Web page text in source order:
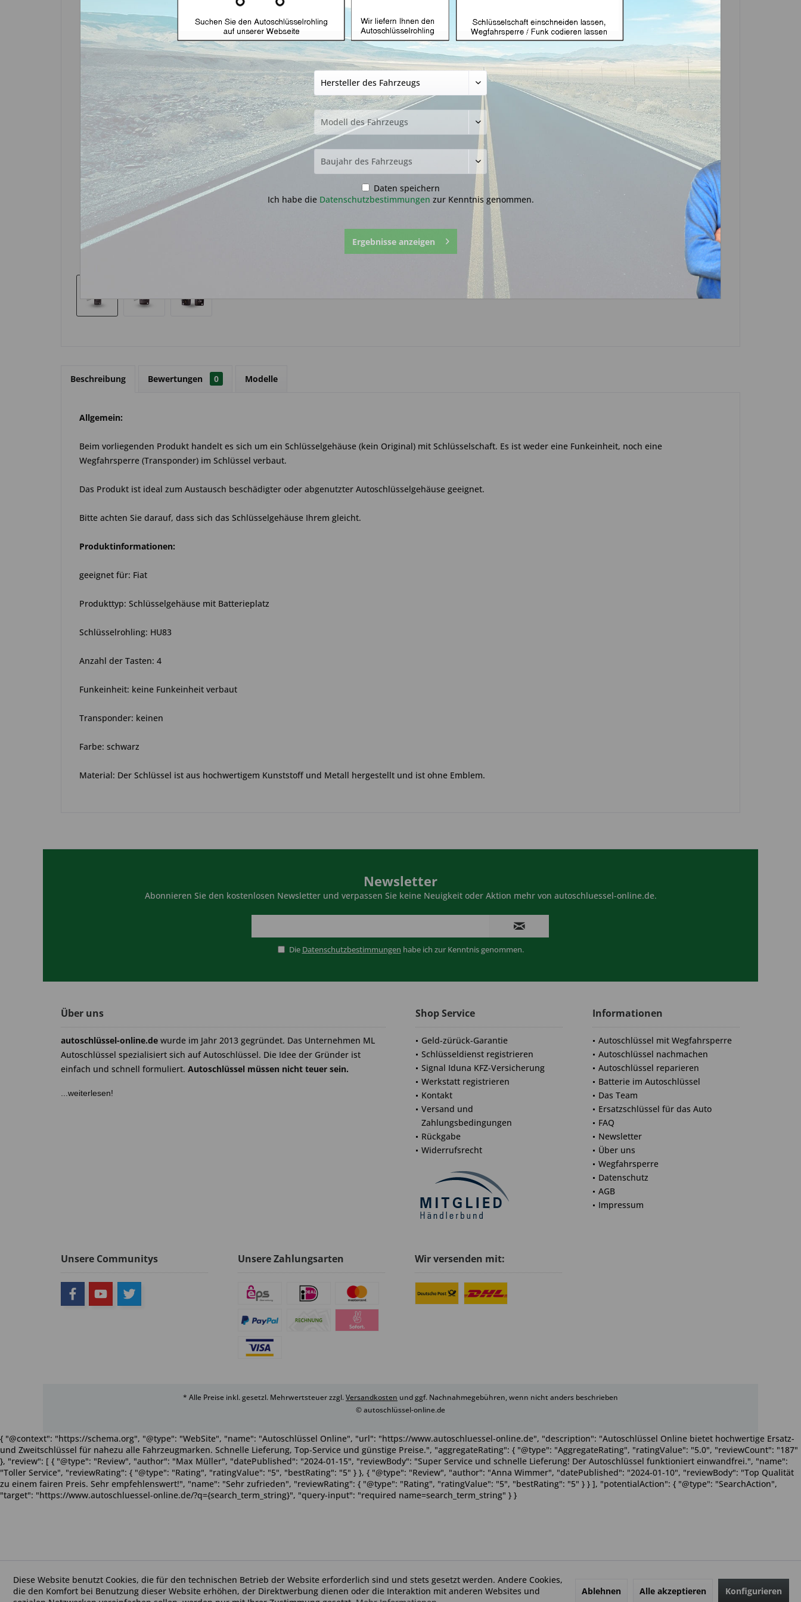
Tasten mit HU83 (Aftermarket Produkt)
14,99 € *
inkl. MwSt.zzgl. Versandkosten
Lieferzeit ca. 1-3 Werktage
In denWarenkorb
Fragen zum Artikel?
Artikel-Nr.:
Über WhatsApp anfragen
Beschreibung Bewertungen 0 Modelle
Allgemein:
Beim vorliegenden Produkt handelt es sich um ein Schlüsselgehäuse (kein Original) mit Schlüsselschaft. Es ist weder eine Funkeinheit, noch eine
Wegfahrsperre (Transponder) im Schlüssel verbaut.
Das Produkt ist ideal zum Austausch beschädigter oder abgenutzter Autoschlüsselgehäuse geeignet.
Bitte achten Sie darauf, dass sich das Schlüsselgehäuse Ihrem gleicht.
Produktinformationen:
geeignet für: Fiat
Produkttyp: Schlüsselgehäuse mit Batterieplatz
Schlüsselrohling: HU83
Anzahl der Tasten: 4
Funkeinheit: keine Funkeinheit verbaut
Transponder: keinen
Farbe: schwarz
Material: Der Schlüssel ist aus hochwertigem Kunststoff und Metall hergestellt und ist ohne Emblem.
Newsletter
Abonnieren Sie den kostenlosen Newsletter und verpassen Sie keine Neuigkeit oder Aktion mehr von autoschluessel-online.de.
Die Datenschutzbestimmungen habe ich zur Kenntnis genommen.
Über uns
autoschlüssel-online.de wurde im Jahr 2013 gegründet. Das Unternehmen ML
Autoschlüssel spezialisiert sich auf Autoschlüssel. Die Idee der Gründer ist
einfach und schnell formuliert. Autoschlüssel müssen nicht teuer sein.
...weiterlesen!
Shop Service
Geld-zürück-Garantie
Schlüsseldienst registrieren
Signal Iduna KFZ-Versicherung
Werkstatt registrieren
Kontakt
Versand und
Zahlungsbedingungen
Rückgabe
Widerrufsrecht
Informationen
Autoschlüssel mit Wegfahrsperre
Autoschlüssel nachmachen
Autoschlüssel reparieren
Batterie im Autoschlüssel
Das Team
Ersatzschlüssel für das Auto
FAQ
Newsletter
Über uns
Wegfahrsperre
Datenschutz
AGB
Impressum
Unsere Communitys Unsere Zahlungsarten Wir versenden mit:
* Alle Preise inkl. gesetzl. Mehrwertsteuer zzgl.Versandkosten und ggf. Nachnahmegebühren, wenn nicht anders beschrieben
© autoschlüssel-online.de
Diese Website benutzt Cookies, die für den technischen Betrieb der Website erforderlich sind und stets gesetzt werden. Andere Cookies,
die den Komfort bei Benutzung dieser Website erhöhen, der Direktwerbung dienen oder die Interaktion mit anderen Websites und
Ablehnen Alle akzeptieren Konfigurieren
{ "@context": "https://schema.org", "@type": "WebSite", "name": "Autoschlüssel Online", "url": "https://www.autoschluessel-online.de", "description": "Autoschlüssel Online bietet hochwertige Ersatz-
und Zweitschlüssel für nahezu alle Fahrzeugmarken. Schnelle Lieferung, Top-Service und günstige Preise.", "aggregateRating": { "@type": "AggregateRating", "ratingValue": "5.0", "reviewCount": "187"
}, "review": [ { "@type": "Review", "author": "Max Müller", "datePublished": "2024-01-15", "reviewBody": "Super Service und schnelle Lieferung! Der Autoschlüssel funktioniert einwandfrei.", "name":
"Toller Service", "reviewRating": { "@type": "Rating", "ratingValue": "5", "bestRating": "5" } }, { "@type": "Review", "author": "Anna Wimmer", "datePublished": "2024-01-10", "reviewBody": "Top Qualität
zu einem fairen Preis. Sehr empfehlenswert!", "name": "Sehr zufrieden", "reviewRating": { "@type": "Rating", "ratingValue": "5", "bestRating": "5" } } ], "potentialAction": { "@type": "SearchAction",
"target": "https://www.autoschluessel-online.de/?q={search_term_string}", "query-input": "required name=search_term_string" } }
Daten speichern
Ich habe die Datenschutzbestimmungen zur Kenntnis genommen.
Ergebnisse anzeigen